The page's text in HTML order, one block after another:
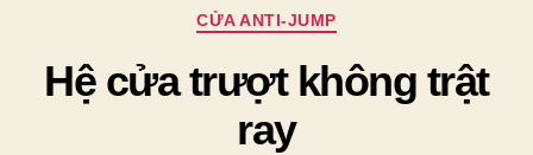
Chuyên
CỬA ANTI-JUMP
Hệ cửa trượt không trật
ray